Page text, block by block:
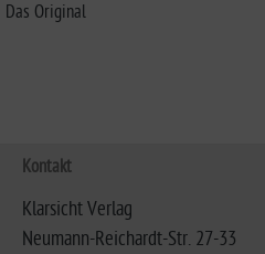
Das Original
Kontakt
Klarsicht Verlag
Neumann-Reichardt-Str. 27-33